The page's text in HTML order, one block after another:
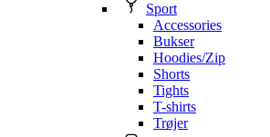
Sport
Accessories
Bukser
Hoodies/Zip
Shorts
Tights
T-shirts
Trøjer